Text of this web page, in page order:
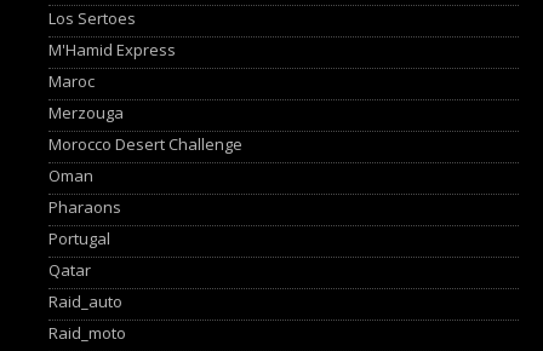
Los Sertoes
M'Hamid Express
Maroc
Merzouga
Morocco Desert Challenge
Oman
Pharaons
Portugal
Qatar
Raid_auto
Raid_moto